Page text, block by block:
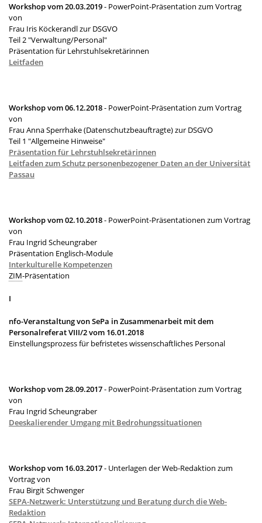
Workshop vom 20.03.2019- PowerPoint-Präsentation zum Vortrag
von
Frau Iris Köckerandl zur DSGVO
Teil 2 "Verwaltung/Personal"
Präsentation für Lehrstuhlsekretärinnen
Leitfaden
Workshop vom 06.12.2018- PowerPoint-Präsentation zum Vortrag
von
Frau Anna Sperrhake (Datenschutzbeauftragte) zur DSGVO
Teil 1 "Allgemeine Hinweise"
Präsentation für Lehrstuhlsekretärinnen
Leitfaden zum Schutz personenbezogener Daten an der Universität
Passau
Workshop vom 02.10.2018- PowerPoint-Präsentationen zum Vortrag
von
Frau Ingrid Scheungraber
Präsentation Englisch-Module
Interkulturelle Kompetenzen
ZIM-Präsentation
I
nfo-Veranstaltung von SePa in Zusammenarbeit mit dem
Personalreferat VIII/2 vom 16.01.2018
Einstellungsprozess für befristetes wissenschaftliches Personal
Workshop vom 28.09.2017- PowerPoint-Präsentation zum Vortrag
von
Frau Ingrid Scheungraber
Deeskalierender Umgang mit Bedrohungssituationen
Workshop vom 16.03.2017- Unterlagen der Web-Redaktion zum
Vortrag von
Frau Birgit Schwenger
SEPA-Netzwerk: Unterstützung und Beratung durch die Web-
Redaktion